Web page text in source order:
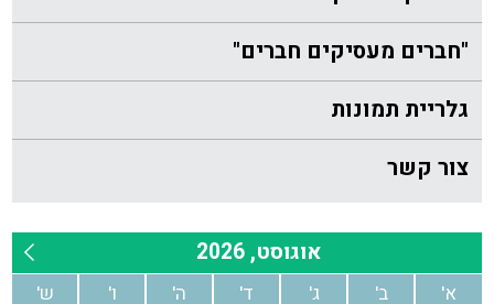
"חברים מעסיקים חברים"
גלריית תמונות
צור קשר